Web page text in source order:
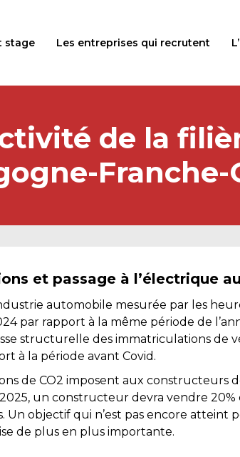
stage Les entreprises qui recrutent
de la
Franche-
et passage à l’électrique
automobile mesurée par les
par rapport à la même période de
structurelle des immatriculations de
à la période avant Covid.
de CO2 imposent aux constructeurs
un constructeur devra vendre 20%
Un objectif qui n’est pas encore atteint
de plus en plus importante.